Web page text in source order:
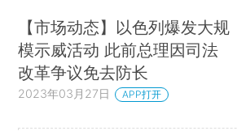
【市场动态】以色列爆发大规
模示威活动 此前总理因司法
改革争议免去防长
2023年03月27日 APP打开